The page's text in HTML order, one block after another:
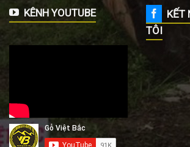
KÊNH YOUTUBE
KẾT
TÔI